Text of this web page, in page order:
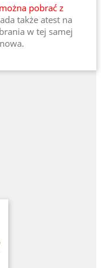
pobrać z
także atest na
w tej samej